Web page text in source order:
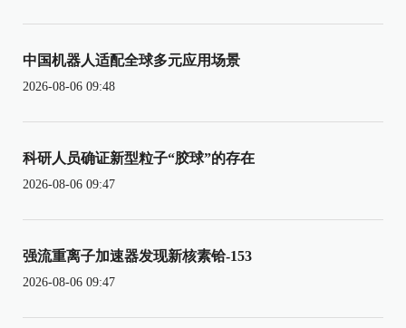
中国机器人适配全球多元应用场景
2026-08-06 09:48
科研人员确证新型粒子“胶球”的存在
2026-08-06 09:47
强流重离子加速器发现新核素铪-153
2026-08-06 09:47